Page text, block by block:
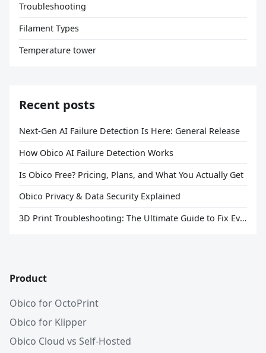
Troubleshooting
Filament Types
Temperature tower
Recent posts
Next-Gen AI Failure Detection Is Here: General Release
How Obico AI Failure Detection Works
Is Obico Free? Pricing, Plans, and What You Actually Get
Obico Privacy & Data Security Explained
3D Print Troubleshooting: The Ultimate Guide to Fix Every Common Problem [2026]
Product
Obico for OctoPrint
Obico for Klipper
Obico Cloud vs Self-Hosted